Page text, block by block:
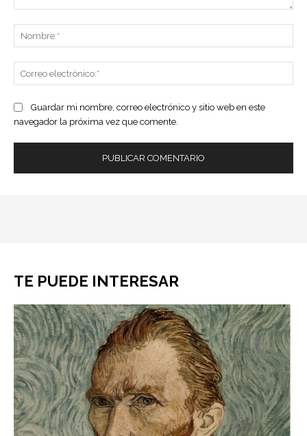
Guardar mi nombre, correo electrónico y sitio web en este
navegador la próxima vez que comente.
TE PUEDE INTERESAR